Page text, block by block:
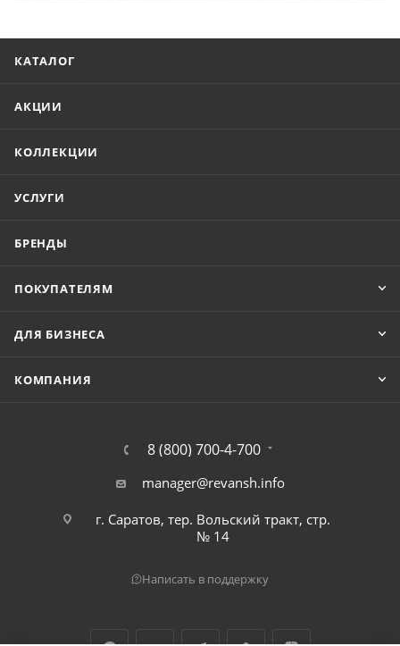
КАТАЛОГ
АКЦИИ
КОЛЛЕКЦИИ
УСЛУГИ
БРЕНДЫ
ПОКУПАТЕЛЯМ
ДЛЯ БИЗНЕСА
КОМПАНИЯ
8 (800) 700-4-700
manager@revansh.info
г. Саратов, тер. Вольский тракт, стр.
№ 14
Написать в поддержку